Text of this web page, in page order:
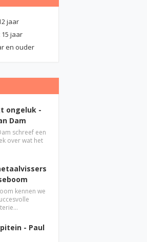
jaar
15 jaar
en ouder
ongeluk -
Dam
schreef een
over wat het
kennen we
- Paul